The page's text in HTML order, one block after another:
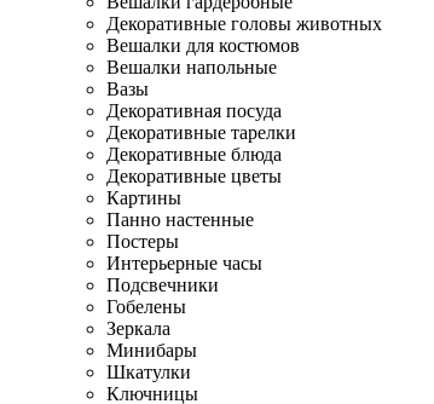
Декоративные головы животных
Вешалки для костюмов
Вешалки напольные
Вазы
Декоративная посуда
Декоративные тарелки
Декоративные блюда
Декоративные цветы
Картины
Панно настенные
Постеры
Интерьерные часы
Подсвечники
Гобелены
Зеркала
Минибары
Шкатулки
Ключницы